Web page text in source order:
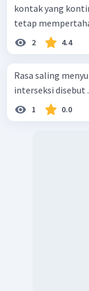
kontak yang
tetap
2 4.4
Rasa saling
interseksi disebut
1 0.0